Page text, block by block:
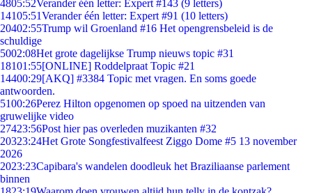
4805:52Verander één letter: Expert #143 (9 letters)
14105:51Verander één letter: Expert #91 (10 letters)
20402:55Trump wil Groenland #16 Het opengrensbeleid is de
schuldige
5002:08Het grote dagelijkse Trump nieuws topic #31
18101:55[ONLINE] Roddelpraat Topic #21
14400:29[AKQ] #3384 Topic met vragen. En soms goede
antwoorden.
5100:26Perez Hilton opgenomen op spoed na uitzenden van
gruwelijke video
27423:56Post hier pas overleden muzikanten #32
20323:24Het Grote Songfestivalfeest Ziggo Dome #5 13 november
2026
2023:23Capibara's wandelen doodleuk het Braziliaanse parlement
binnen